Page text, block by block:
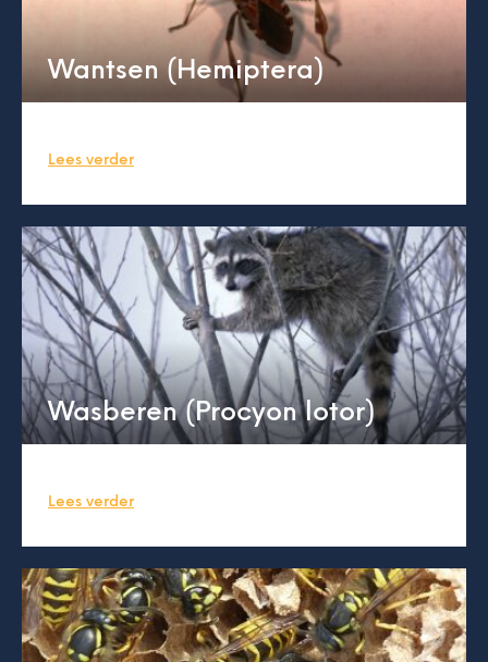
Wantsen (Hemiptera)
Lees verder
Wasberen (Procyon lotor)
Lees verder